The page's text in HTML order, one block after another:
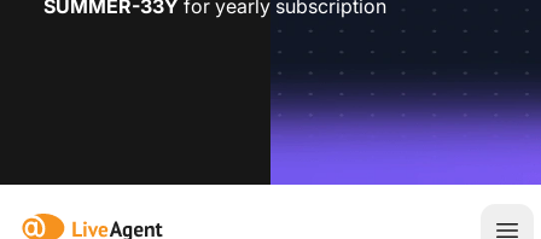
SUMMER-33Y for yearly subscription
:site.title